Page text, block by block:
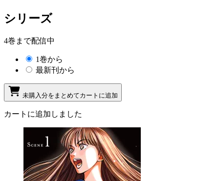
シリーズ
4巻まで配信中
1巻から
最新刊から
未購入分をまとめてカートに追加
カートに追加しました